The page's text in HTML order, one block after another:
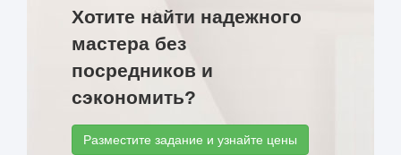
Хотите найти надежного
мастера без
посредников и
сэкономить?
Разместите задание и узнайте цены